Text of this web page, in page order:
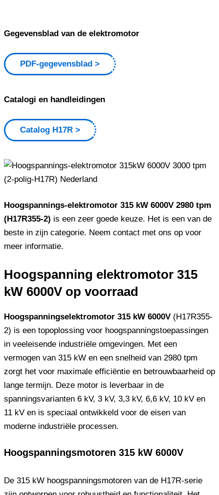
Gegevensblad van de elektromotor
PDF-gegevensblad
Catalogi en handleidingen
Catalog H17R
Hoogspannings-elektromotor 315 kW 6000V 2980 tpm
(H17R355-2) is een zeer goede keuze. Het is een van de
beste in zijn categorie. Neem contact met ons op voor
meer informatie.
Hoogspanning elektromotor 315
kW 6000V op voorraad
Hoogspanningselektromotor 315 kW 6000V (H17R355-
2) is een topoplossing voor hoogspanningstoepassingen
in veeleisende industriële omgevingen. Met een
vermogen van 315 kW en een snelheid van 2980 tpm
zorgt het voor maximale efficiëntie en betrouwbaarheid op
lange termijn. Deze motor is leverbaar in de
spanningsvarianten 6 kV, 3 kV, 3,3 kV, 6,6 kV, 10 kV en
11 kV en is speciaal ontwikkeld voor de eisen van
moderne industriële processen.
Hoogspanningsmotoren 315 kW 6000V
De 315 kW hoogspanningsmotoren van de H17R-serie